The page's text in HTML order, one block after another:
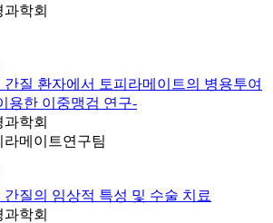
학회
간질 환자에서 토피라메이트의 병용투여
용한 이중맹검 연구-
학회
라메이트연구팀
간질의 임상적 특성 및 수술 치료
학회